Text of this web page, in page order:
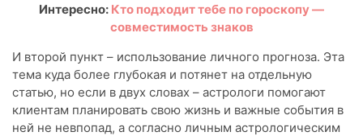
Интересно: Кто подходит тебе по гороскопу —
совместимость знаков
И второй пункт – использование личного прогноза. Эта
тема куда более глубокая и потянет на отдельную
статью, но если в двух словах – астрологи помогают
клиентам планировать свою жизнь и важные события в
ней не невпопад, а согласно личным астрологическим